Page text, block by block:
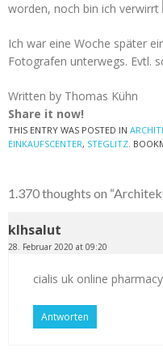
worden, noch bin ich verwirrt
Ich war eine Woche später
Fotografen unterwegs. Evtl.
Written by Thomas Kühn
Share it now!
THIS ENTRY WAS POSTED IN
EINKAUFSCENTER, STEGLITZ.
1.370 thoughts on “
klhsalut
28. Februar 2020 at 09:20
cialis uk online pharmacy
Antworten